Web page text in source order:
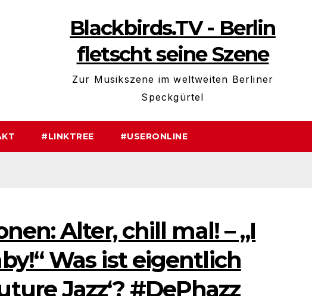
Blackbirds.TV - Berlin
fletscht seine Szene
Zur Musikszene im weltweiten Berliner
Speckgürtel
#LINKTREE #USERONLINE
Alter, chill mal! – „I
Was ist eigentlich
Jazz‘? #DePhazz